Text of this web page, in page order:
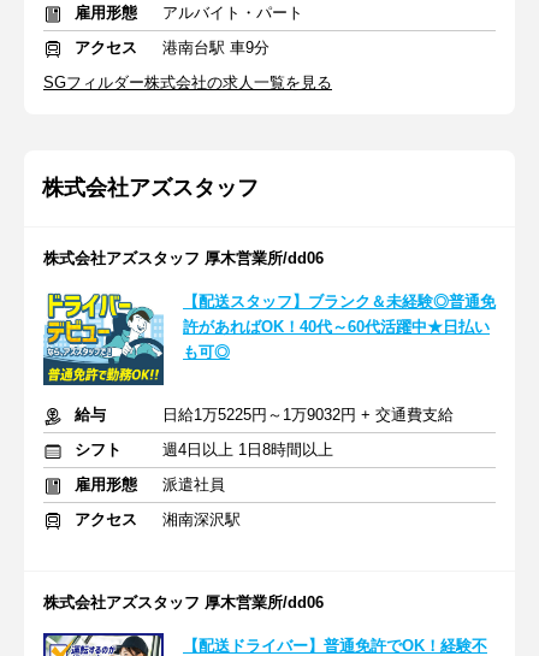
雇用形態
アルバイト・パート
アクセス
港南台駅 車9分
SGフィルダー株式会社の求人一覧を見る
株式会社アズスタッフ
株式会社アズスタッフ 厚木営業所/dd06
【配送スタッフ】ブランク＆未経験◎普通免
許があればOK！40代～60代活躍中★日払い
も可◎
給与
日給1万5225円～1万9032円 + 交通費支給
シフト
週4日以上 1日8時間以上
雇用形態
派遣社員
アクセス
湘南深沢駅
株式会社アズスタッフ 厚木営業所/dd06
【配送ドライバー】普通免許でOK！経験不